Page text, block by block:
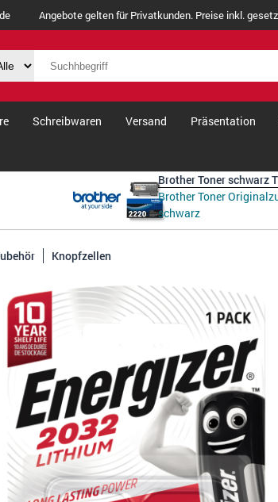
Angebote gelten für Privatkunden. Preise inkl.
Schreibwaren Versand Präsentation
Brother Toner schwarz
Brother Toner
schwarz
Knopfzellen